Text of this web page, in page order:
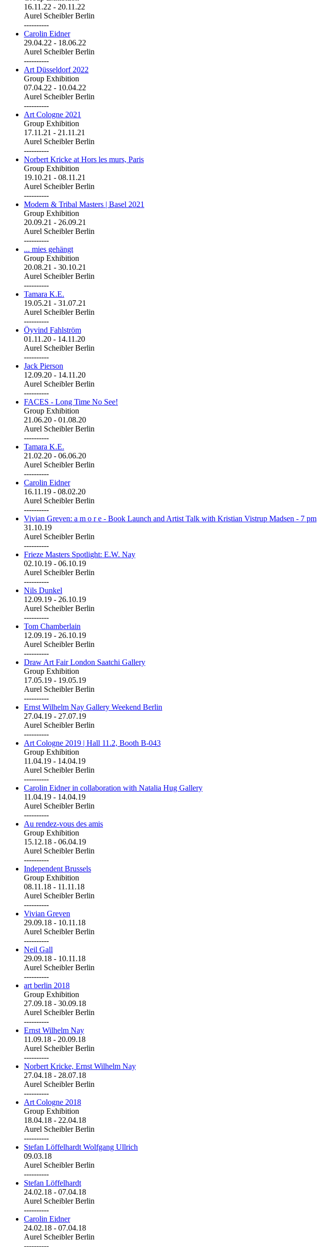
16.11.22 - 20.11.22
Aurel Scheibler Berlin
----------
Carolin Eidner
29.04.22 - 18.06.22
Aurel Scheibler Berlin
----------
Art Düsseldorf 2022
Group Exhibition
07.04.22 - 10.04.22
Aurel Scheibler Berlin
----------
Art Cologne 2021
Group Exhibition
17.11.21 - 21.11.21
Aurel Scheibler Berlin
----------
Norbert Kricke at Hors les murs, Paris
Group Exhibition
19.10.21 - 08.11.21
Aurel Scheibler Berlin
----------
Modern & Tribal Masters | Basel 2021
Group Exhibition
20.09.21 - 26.09.21
Aurel Scheibler Berlin
----------
... mies gehängt
Group Exhibition
20.08.21 - 30.10.21
Aurel Scheibler Berlin
----------
Tamara K.E.
19.05.21 - 31.07.21
Aurel Scheibler Berlin
----------
Öyvind Fahlström
01.11.20 - 14.11.20
Aurel Scheibler Berlin
----------
Jack Pierson
12.09.20 - 14.11.20
Aurel Scheibler Berlin
----------
FACES - Long Time No See!
Group Exhibition
21.06.20 - 01.08.20
Aurel Scheibler Berlin
----------
Tamara K.E.
21.02.20 - 06.06.20
Aurel Scheibler Berlin
----------
Carolin Eidner
16.11.19 - 08.02.20
Aurel Scheibler Berlin
----------
Vivian Greven: a m o r e - Book Launch and Artist Talk with Kristian Vistrup Madsen - 7 pm
31.10.19
Aurel Scheibler Berlin
----------
Frieze Masters Spotlight: E.W. Nay
02.10.19 - 06.10.19
Aurel Scheibler Berlin
----------
Nils Dunkel
12.09.19 - 26.10.19
Aurel Scheibler Berlin
----------
Tom Chamberlain
12.09.19 - 26.10.19
Aurel Scheibler Berlin
----------
Draw Art Fair London Saatchi Gallery
Group Exhibition
17.05.19 - 19.05.19
Aurel Scheibler Berlin
----------
Ernst Wilhelm Nay Gallery Weekend Berlin
27.04.19 - 27.07.19
Aurel Scheibler Berlin
----------
Art Cologne 2019 | Hall 11.2, Booth B-043
Group Exhibition
11.04.19 - 14.04.19
Aurel Scheibler Berlin
----------
Carolin Eidner in collaboration with Natalia Hug Gallery
11.04.19 - 14.04.19
Aurel Scheibler Berlin
----------
Au rendez-vous des amis
Group Exhibition
15.12.18 - 06.04.19
Aurel Scheibler Berlin
----------
Independent Brussels
Group Exhibition
08.11.18 - 11.11.18
Aurel Scheibler Berlin
----------
Vivian Greven
29.09.18 - 10.11.18
Aurel Scheibler Berlin
----------
Neil Gall
29.09.18 - 10.11.18
Aurel Scheibler Berlin
----------
art berlin 2018
Group Exhibition
27.09.18 - 30.09.18
Aurel Scheibler Berlin
----------
Ernst Wilhelm Nay
11.09.18 - 20.09.18
Aurel Scheibler Berlin
----------
Norbert Kricke, Ernst Wilhelm Nay
27.04.18 - 28.07.18
Aurel Scheibler Berlin
----------
Art Cologne 2018
Group Exhibition
18.04.18 - 22.04.18
Aurel Scheibler Berlin
----------
Stefan Löffelhardt Wolfgang Ullrich
09.03.18
Aurel Scheibler Berlin
----------
Stefan Löffelhardt
24.02.18 - 07.04.18
Aurel Scheibler Berlin
----------
Carolin Eidner
24.02.18 - 07.04.18
Aurel Scheibler Berlin